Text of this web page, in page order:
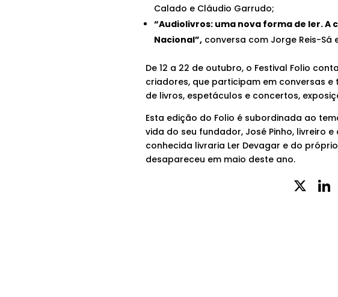
Calado e Cláudio Garrudo;
“Audiolivros: uma nova forma de ler. A
Nacional”,conversa com Jorge Reis-Sá
De 12 a 22 de outubro, o Festival Folio
criadores, que participam em conversas
de livros, espetáculos e concertos,
Esta edição do Folio é subordinada ao
vida do seu fundador, José Pinho, livreiro
conhecida livraria Ler Devagar e do
desapareceu em maio deste ano.
X